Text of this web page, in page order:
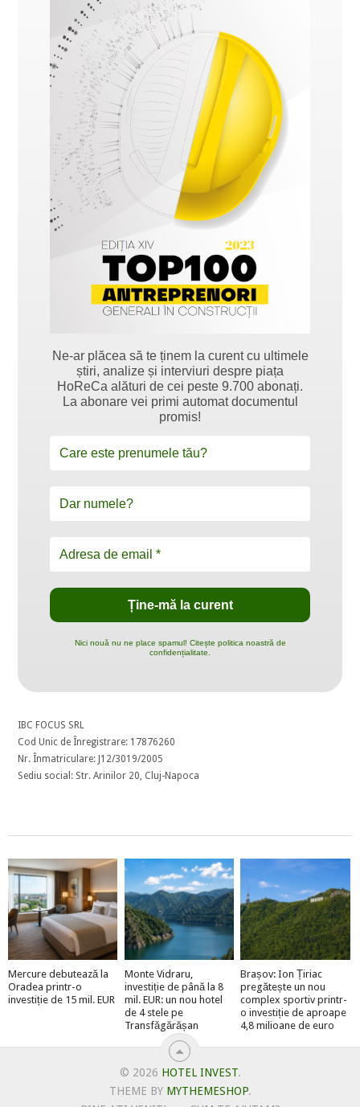
Ne-ar plăcea să te ținem la curent cu ultimele
știri, analize și interviuri despre piața
HoReCa alături de cei peste 9.700 abonați.
La abonare vei primi automat documentul
promis!
Nici nouă nu ne place spamul! Citește politica noastră de
confidențialitate.
IBC FOCUS SRL
Cod Unic de Înregistrare: 17876260
Nr. Înmatriculare: J12/3019/2005
Sediu social: Str. Arinilor 20, Cluj-Napoca
Mercure debutează la
Oradea printr-o
investiție de 15 mil. EUR
Monte Vidraru,
investiție de până la 8
mil. EUR: un nou hotel
de 4 stele pe
Transfăgărășan
Brașov: Ion Țiriac
pregătește un nou
complex sportiv printr-
o investiție de aproape
4,8 milioane de euro
© 2026 HOTEL INVEST.
THEME BY MYTHEMESHOP.